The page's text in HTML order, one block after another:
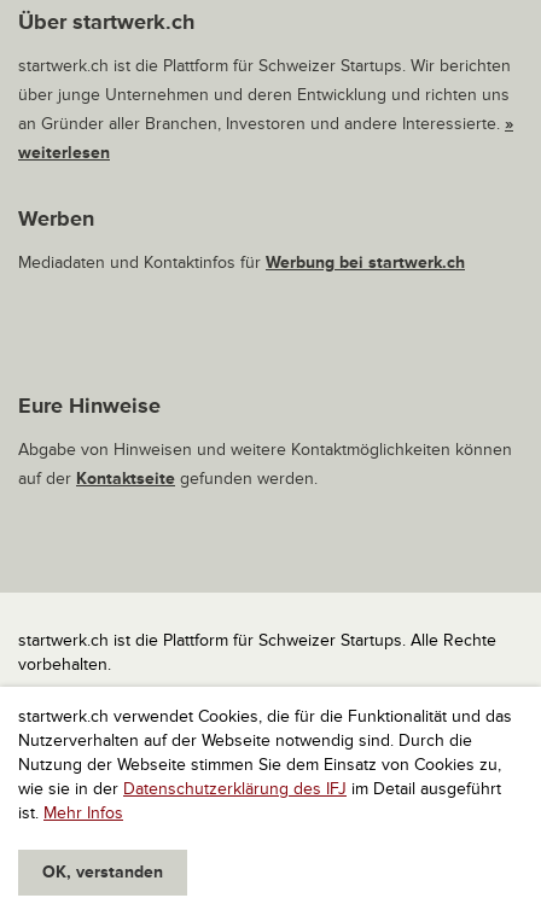
startwerk.ch verwendet Cookies, die für die Funktionalität und das
Nutzerverhalten auf der Webseite notwendig sind. Durch die
Nutzung der Webseite stimmen Sie dem Einsatz von Cookies zu,
wie sie in der Datenschutzerklärung des IFJ im Detail ausgeführt
ist. Mehr Infos
OK, verstanden
Über startwerk.ch
startwerk.ch ist die Plattform für Schweizer Startups. Wir berichten
über junge Unternehmen und deren Entwicklung und richten uns
an Gründer aller Branchen, Investoren und andere Interessierte. »
weiterlesen
Werben
Mediadaten und Kontaktinfos für Werbung bei startwerk.ch
Eure Hinweise
Abgabe von Hinweisen und weitere Kontaktmöglichkeiten können
auf der Kontaktseite gefunden werden.
startwerk.ch ist die Plattform für Schweizer Startups. Alle Rechte
vorbehalten.
Impressum
Kontakt
nach oben